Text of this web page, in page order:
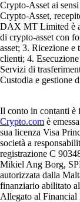
Crypto-Asset ai
Crypto-Asset,
DAX MT Limited è
di crypto-asset con
asset; 3. Ricezione e
clienti; 4.
Servizi di
Custodia e gestione
Il conto in contanti è
Crypto.com è
sua licenza Visa
società a
registrazione C
Mikiel Ang Borg,
autorizzata dalla
finanziario abilitato
Allegato al